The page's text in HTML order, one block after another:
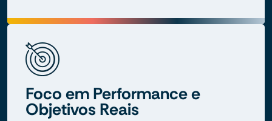
Foco em Performance e
Objetivos Reais